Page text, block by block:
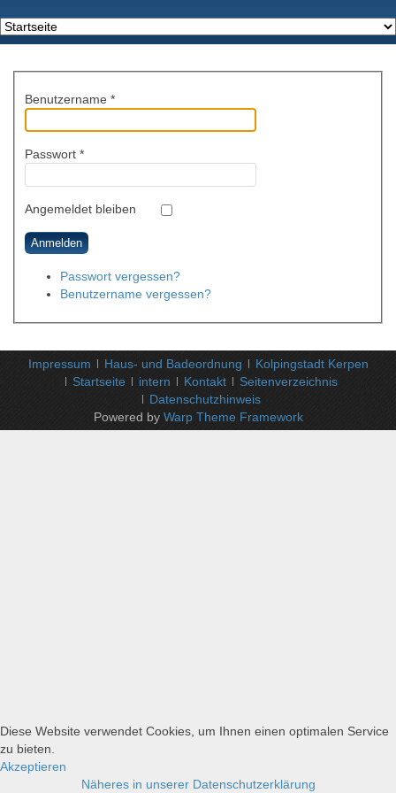
Benutzername *
Passwort*
Angemeldet bleiben
Anmelden
Passwort vergessen?
Benutzername vergessen?
Impressum Haus- und Badeordnung
Kolpingstadt Kerpen
Startseite
intern Kontakt
Seitenverzeichnis
Datenschutzhinweis
Powered by Warp Theme Framework
Diese Website verwendet Cookies, um Ihnen einen optimalen Service
zu bieten.
Akzeptieren
Näheres in unserer Datenschutzerklärung